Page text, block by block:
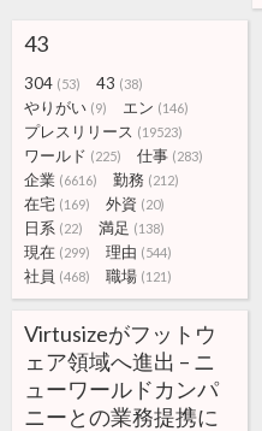
43
304 (53) 43 (38)
やりがい (9) エン (146)
プレスリリース (19523)
ワールド (225) 仕事 (283)
企業 (6616) 勤務 (212)
在宅 (169) 外資 (20)
日系 (22) 満足 (138)
現在 (299) 理由 (544)
社員 (468) 職場 (121)
Virtusizeがフットウ
ェア領域へ進出 – ニ
ューワールドカンパ
ニーとの業務提携に